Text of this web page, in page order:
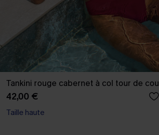
Tankini rouge cabernet à col tour de cou
42,00 €
Taille haute